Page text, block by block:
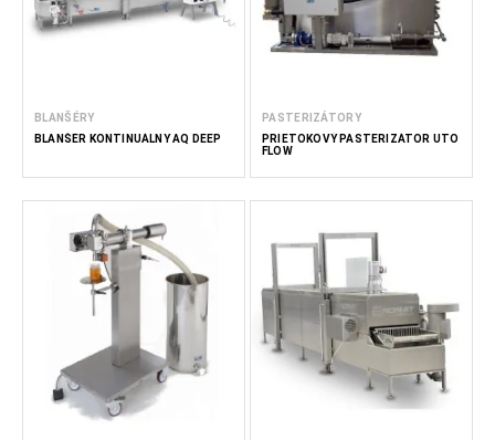
BLANŠÉRY
BLANŠÉR KONTINUÁLNY AQ DEEP
PASTERIZÁTORY
PRIETOKOVÝ PASTERIZÁTOR UTO
FLOW